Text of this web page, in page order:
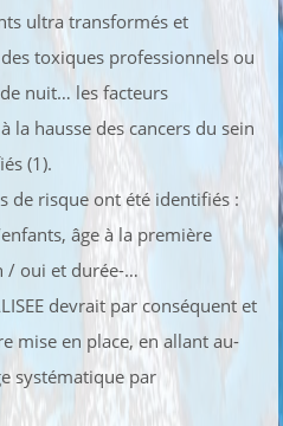
ultra transformés et
toxiques professionnels ou
nuit… les facteurs
hausse des cancers du sein
(1).
de risque ont été identifiés :
âge à la première
/ oui et durée-…
devrait par conséquent et
mise en place, en allant au-
systématique par